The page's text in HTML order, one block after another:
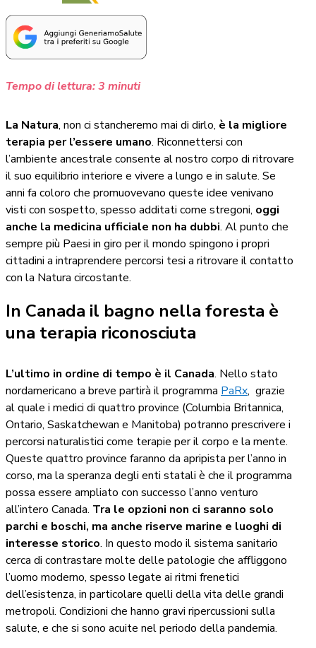
Tempo di lettura:3 minuti
La Natura, non ci stancheremo mai di dirlo, è la migliore
terapia per l’essere umano. Riconnettersi con
l’ambiente ancestrale consente al nostro corpo di ritrovare
il suo equilibrio interiore e vivere a lungo e in salute. Se
anni fa coloro che promuovevano queste idee venivano
visti con sospetto, spesso additati come stregoni, oggi
anche la medicina ufficiale non ha dubbi. Al punto che
sempre più Paesi in giro per il mondo spingono i propri
cittadini a intraprendere percorsi tesi a ritrovare il contatto
con la Natura circostante.
In Canada il bagno nella foresta è
una terapia riconosciuta
L’ultimo in ordine di tempo è il Canada. Nello stato
nordamericano a breve partirà il programma PaRx, grazie
al quale i medici di quattro province (Columbia Britannica,
Ontario, Saskatchewan e Manitoba) potranno prescrivere i
percorsi naturalistici come terapie per il corpo e la mente.
Queste quattro province faranno da apripista per l’anno in
corso, ma la speranza degli enti statali è che il programma
possa essere ampliato con successo l’anno venturo
all’intero Canada. Tra le opzioni non ci saranno solo
parchi e boschi, ma anche riserve marine e luoghi di
interesse storico. In questo modo il sistema sanitario
cerca di contrastare molte delle patologie che affliggono
l’uomo moderno, spesso legate ai ritmi frenetici
dell’esistenza, in particolare quelli della vita delle grandi
metropoli. Condizioni che hanno gravi ripercussioni sulla
salute, e che si sono acuite nel periodo della pandemia.